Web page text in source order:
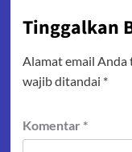
Tinggalkan
Alamat email Anda
wajib ditandai *
Komentar *